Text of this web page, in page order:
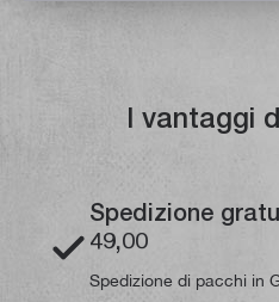
I vantaggi
Spedizione
49,00
Spedizione di pacchi in